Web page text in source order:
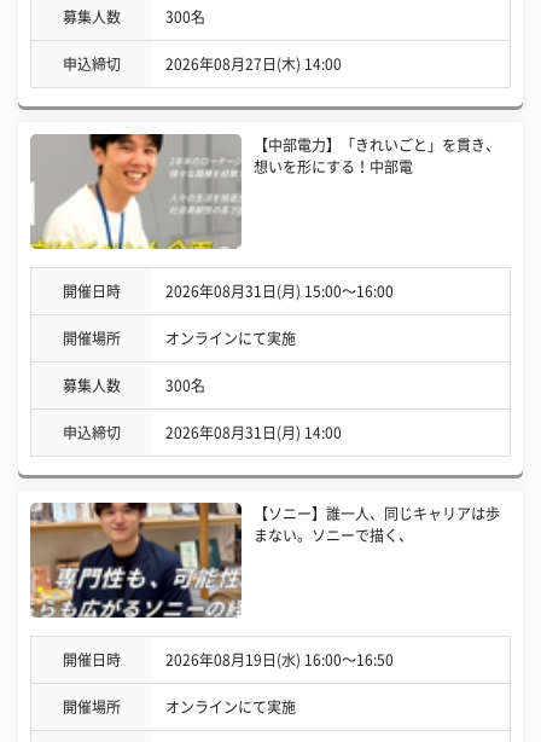
募集人数 300名
申込締切 2026年08月27日(木) 14:00
【中部電力】「きれいごと」を貫き、
想いを形にする！中部電
開催日時 2026年08月31日(月) 15:00〜16:00
開催場所 オンラインにて実施
募集人数 300名
申込締切 2026年08月31日(月) 14:00
【ソニー】誰一人、同じキャリアは歩
まない。ソニーで描く、
開催日時 2026年08月19日(水) 16:00〜16:50
開催場所 オンラインにて実施